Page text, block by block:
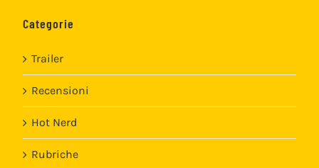
Categorie
Trailer
Recensioni
Hot Nerd
Rubriche